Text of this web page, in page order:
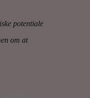
potentiale
om at